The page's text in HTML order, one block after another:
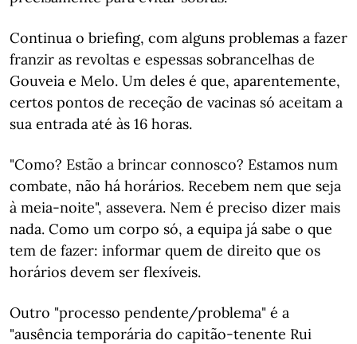
Continua o briefing, com alguns problemas a fazer
franzir as revoltas e espessas sobrancelhas de
Gouveia e Melo. Um deles é que, aparentemente,
certos pontos de receção de vacinas só aceitam a
sua entrada até às 16 horas.
"Como? Estão a brincar connosco? Estamos num
combate, não há horários. Recebem nem que seja
à meia-noite", assevera. Nem é preciso dizer mais
nada. Como um corpo só, a equipa já sabe o que
tem de fazer: informar quem de direito que os
horários devem ser flexíveis.
Outro "processo pendente/problema" é a
"ausência temporária do capitão-tenente Rui